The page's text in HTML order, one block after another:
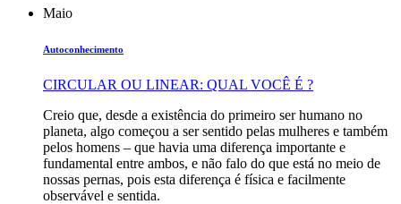
Maio
Autoconhecimento
CIRCULAR OU LINEAR: QUAL VOCÊ É ?
Creio que, desde a existência do primeiro ser humano no
planeta, algo começou a ser sentido pelas mulheres e também
pelos homens – que havia uma diferença importante e
fundamental entre ambos, e não falo do que está no meio de
nossas pernas, pois esta diferença é física e facilmente
observável e sentida.